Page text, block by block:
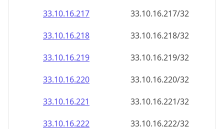
33.10.16.226
33.10.16.226/32
33.10.16.227
33.10.16.227/32
33.10.16.228
33.10.16.228/32
33.10.16.229
33.10.16.229/32
33.10.16.230
33.10.16.230/32
33.10.16.231
33.10.16.231/32